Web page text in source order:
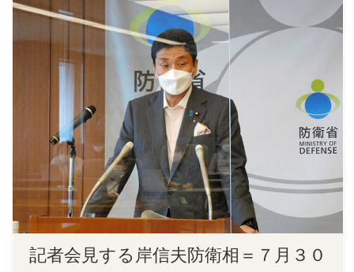
記者会見する岸信夫防衛相＝７月３０